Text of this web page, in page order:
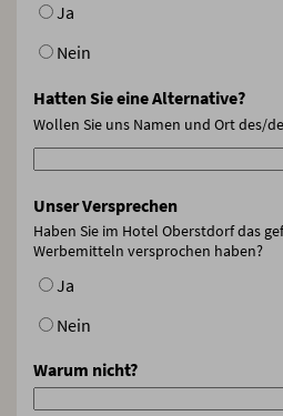
Ja
Nein
Hatten Sie eine Alternative?
Wollen Sie uns Namen und Ort des/
Unser Versprechen
Haben Sie im Hotel Oberstdorf das
Werbemitteln versprochen haben?
Ja
Nein
Warum nicht?